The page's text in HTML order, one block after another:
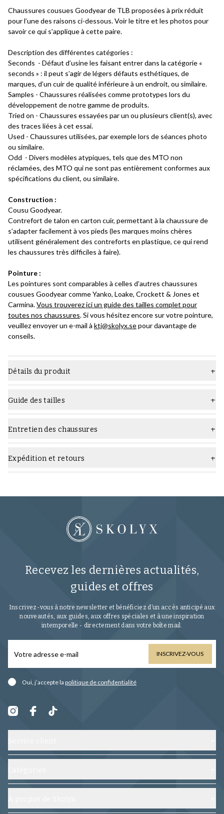
Chaussures cousues Goodyear de TLB proposées à prix réduit
pour l’une des raisons ci-dessous. Voir le titre et les photos pour
savoir ce qui s’applique à cette paire.
Description des différentes catégories :
Seconds - Défaut d’usine les faisant entrer dans la catégorie «
seconds » : il peut s’agir de légers défauts esthétiques, de
marques, d’un cuir de qualité inférieure à un endroit, ou similaire.
Samples - Chaussures réalisées comme prototypes lors du
développement de notre gamme de produits.
Tried on - Chaussures essayées par un ou plusieurs client(s), avec
des traces liées à cet essai.
Used - Chaussures utilisées, par exemple lors de séances photo
ou similaire.
Odd - Divers modèles atypiques, tels que des MTO non
réclamées, des MTO qui ne sont pas entièrement conformes aux
spécifications du client, ou similaire.
Construction :
Cousu Goodyear.
Contrefort de talon en carton cuir, permettant à la chaussure de
s’adapter facilement à vos pieds (les marques moins chères
utilisent généralement des contreforts en plastique, ce qui rend
les chaussures très difficiles à faire).
Pointure :
Les pointures sont comparables à celles d’autres chaussures
cousues Goodyear comme Yanko, Loake, Crockett & Jones et
Carmina.Vous trouverez ici un guide des tailles complet pour
toutes nos chaussures. Si vous hésitez encore sur votre pointure,
veuillez envoyer un e-mail à ktj@skolyx.sepour davantage de
conseils.
Détails du produit
Type Richelieu
Largeur F (standard)
Couleur
Guide des tailles
Entretien des chaussures
Quels produits d'entretien utiliser :
Expédition et retours
Recevez les dernières actualités,
guides et offres
Inscrivez-vous à notre newsletter et bénéficiez d’un accès anticipé aux
nouveautés, aux guides, aux offres spéciales et à une inspiration
intemporelle - directement dans votre boîte mail.
INSCRIVEZ-VOUS
Oui, j’accepte la politique de confidentialité
Contactez-nous
Foire aux questions
Chaussures